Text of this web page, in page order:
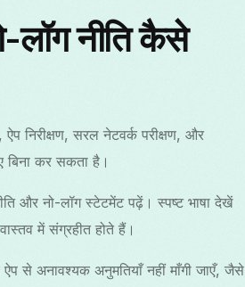
नीति कैसे
निरीक्षण, सरल नेटवर्क परीक्षण, और
बिना कर सकता है।
और नो-लॉग स्टेटमेंट पढ़ें। स्पष्ट भाषा देखें
में संग्रहीत होते हैं।
अनावश्यक अनुमतियाँ नहीं माँगी जाएँ, जैसे